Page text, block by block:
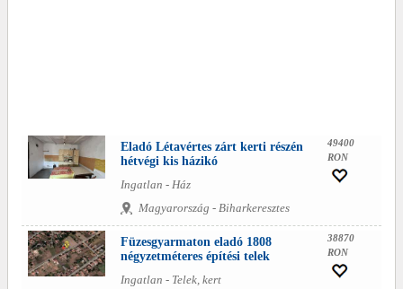
Eladó Létavértes zárt kerti részén
hétvégi kis házikó
Ingatlan - Ház
Magyarország - Biharkeresztes
49400
RON
Füzesgyarmaton eladó 1808
négyzetméteres építési telek
Ingatlan - Telek, kert
38870
RON